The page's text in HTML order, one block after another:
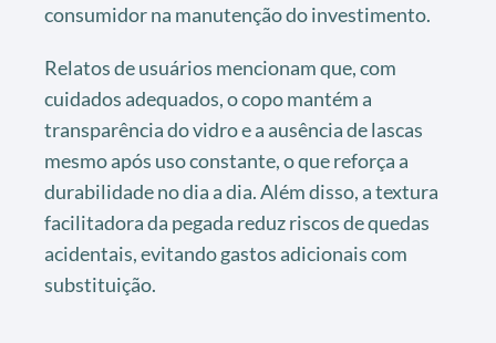
consumidor na manutenção do investimento.
Relatos de usuários mencionam que, com
cuidados adequados, o copo mantém a
transparência do vidro e a ausência de lascas
mesmo após uso constante, o que reforça a
durabilidade no dia a dia. Além disso, a textura
facilitadora da pegada reduz riscos de quedas
acidentais, evitando gastos adicionais com
substituição.